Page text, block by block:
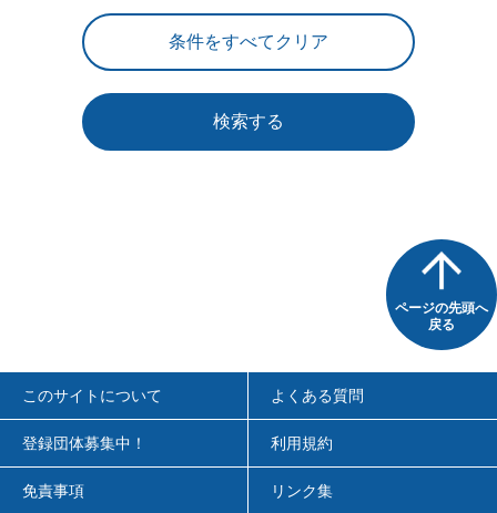
検索する
ページの先頭へ
戻る
このサイトについて よくある質問
登録団体募集中！ 利用規約
免責事項 リンク集